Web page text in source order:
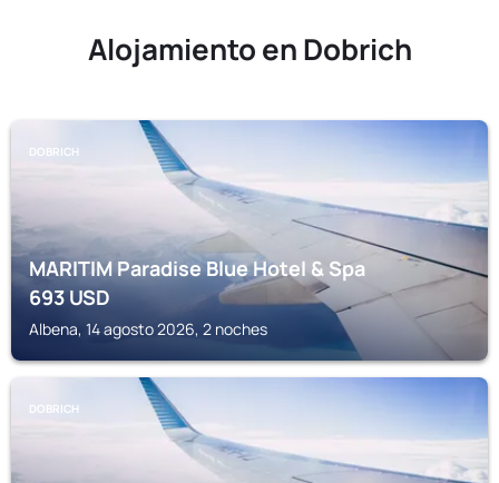
Alojamiento en Dobrich
DOBRICH
MARITIM Paradise Blue Hotel & Spa
693USD
Albena, 14 agosto 2026, 2 noches
DOBRICH